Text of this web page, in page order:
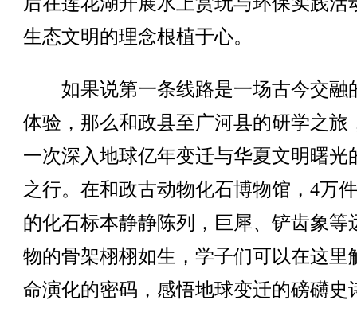
生态文明的理念根植于心。
如果说第一条线路是一场古今交融
体验，那么和政县至广河县的研学之旅
一次深入地球亿年变迁与华夏文明曙光
之行。在和政古动物化石博物馆，4万
的化石标本静静陈列，巨犀、铲齿象等
物的骨架栩栩如生，学子们可以在这里
命演化的密码，感悟地球变迁的磅礴史